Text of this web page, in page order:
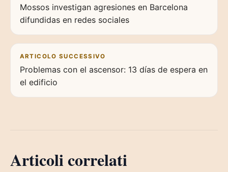
Mossos investigan agresiones en Barcelona
difundidas en redes sociales
ARTICOLO SUCCESSIVO
Problemas con el ascensor: 13 días de espera en
el edificio
Articoli correlati